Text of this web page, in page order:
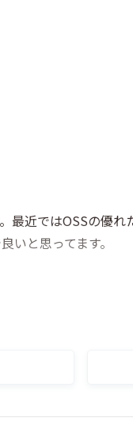
最近ではOSSの優
と思ってます。